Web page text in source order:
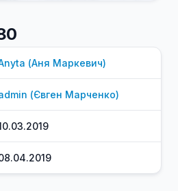
(Аня Маркевич)
(Євген Марченко)